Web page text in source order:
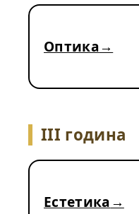
Оптика
III година
Естетика